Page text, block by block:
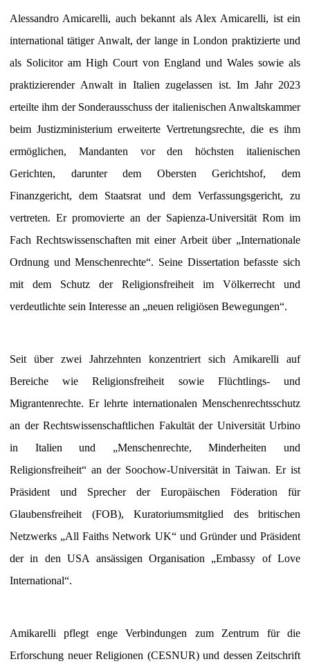
Alessandro Amicarelli, auch bekannt als Alex Amicarelli, ist ein
international tätiger Anwalt, der lange in London praktizierte und
als Solicitor am High Court von England und Wales sowie als
praktizierender Anwalt in Italien zugelassen ist. Im Jahr 2023
erteilte ihm der Sonderausschuss der italienischen Anwaltskammer
beim Justizministerium erweiterte Vertretungsrechte, die es ihm
ermöglichen, Mandanten vor den höchsten italienischen
Gerichten, darunter dem Obersten Gerichtshof, dem
Finanzgericht, dem Staatsrat und dem Verfassungsgericht, zu
vertreten. Er promovierte an der Sapienza-Universität Rom im
Fach Rechtswissenschaften mit einer Arbeit über „Internationale
Ordnung und Menschenrechte“. Seine Dissertation befasste sich
mit dem Schutz der Religionsfreiheit im Völkerrecht und
verdeutlichte sein Interesse an „neuen religiösen Bewegungen“.
Seit über zwei Jahrzehnten konzentriert sich Amikarelli auf
Bereiche wie Religionsfreiheit sowie Flüchtlings- und
Migrantenrechte. Er lehrte internationalen Menschenrechtsschutz
an der Rechtswissenschaftlichen Fakultät der Universität Urbino
in Italien und „Menschenrechte, Minderheiten und
Religionsfreiheit“ an der Soochow-Universität in Taiwan. Er ist
Präsident und Sprecher der Europäischen Föderation für
Glaubensfreiheit (FOB), Kuratoriumsmitglied des britischen
Netzwerks „All Faiths Network UK“ und Gründer und Präsident
der in den USA ansässigen Organisation „Embassy of Love
International“.
Amikarelli pflegt enge Verbindungen zum Zentrum für die
Erforschung neuer Religionen (CESNUR) und dessen Zeitschrift